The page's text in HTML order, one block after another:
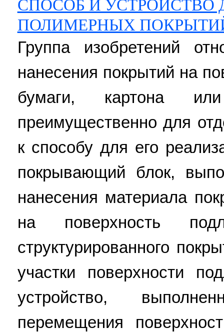
СПОСОБ И УСТРОЙСТВО
ПОЛИМЕРНЫХ
Группа изобретений
нанесения покрытий на
бумаги, картона
преимущественно для
к способу для его
покрывающий блок,
нанесения материала
на поверхность
структурированного
участки поверхности
устройство,
перемещения